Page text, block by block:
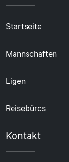
Startseite
Mannschaften
Ligen
Reisebüros
Kontakt